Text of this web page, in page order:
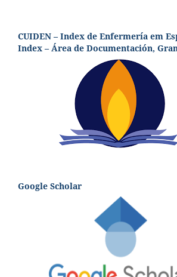
CUIDEN – Index de Enfermería em
Index – Área de Documentación,
Google Scholar